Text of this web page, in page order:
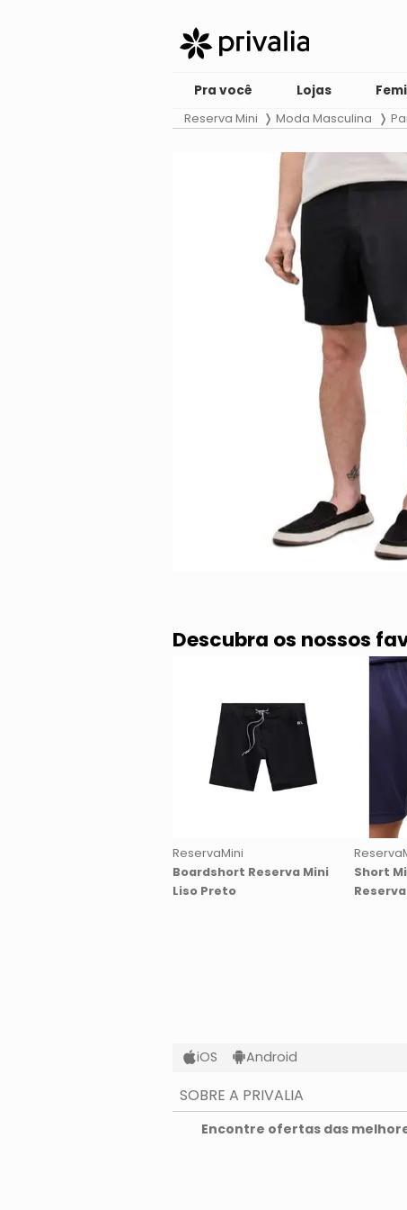
Pra você Lojas
Reserva Mini Moda Masculina
Descubra os nossos
ReservaMini
Boardshort Reserva Mini
Liso Preto
Short
iOS Android
SOBRE A PRIVALIA
O que é a Privalia?
Encontre ofertas das